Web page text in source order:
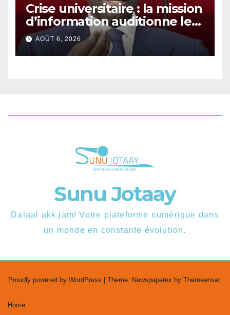
Crise universitaire : la mission
d’information auditionne le
ministre Boubacar Camara.
AOÛT 6, 2026
Sunu Jotaay
Dalaal akk jàm! Votre plateforme numérique dans
un monde en constante évolution.
Proudly powered by WordPress Theme: Newspaperex by Themeansar.
Home